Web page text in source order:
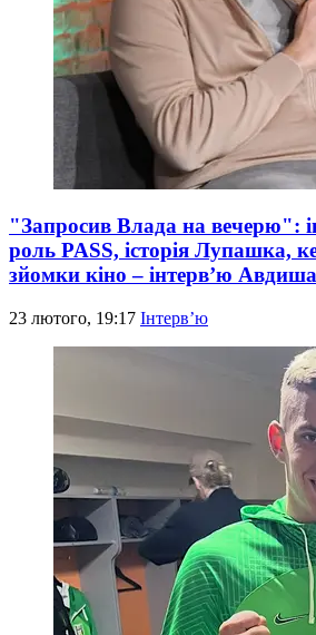
"Запросив Влада на вечерю":
роль PASS, історія Лупашка,
зйомки кіно – інтерв’ю Авдиша
23 лютого, 19:17 Інтерв’ю